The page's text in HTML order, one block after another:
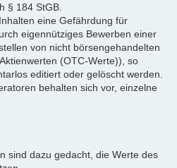
§ 184 StGB.
eine Gefährdung für
eigennütziges Bewerben einer
von nicht börsengehandelten
(OTC-Werte)), so
editiert oder gelöscht werden.
behalten sich vor, einzelne
sind dazu gedacht, die Werte des